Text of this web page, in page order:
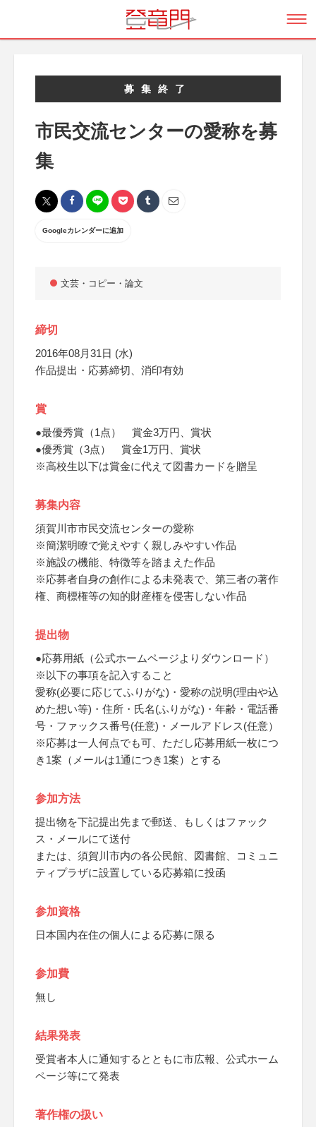
募集終了
市民交流センターの愛称を募
集
Googleカレンダーに追加
文芸・コピー・論文
締切
2016年08月31日 (水)
作品提出・応募締切、消印有効
賞
●最優秀賞（1点） 賞金3万円、賞状
●優秀賞（3点） 賞金1万円、賞状
※高校生以下は賞金に代えて図書カードを贈呈
募集内容
須賀川市市民交流センターの愛称
※簡潔明瞭で覚えやすく親しみやすい作品
※施設の機能、特徴等を踏まえた作品
※応募者自身の創作による未発表で、第三者の著作
権、商標権等の知的財産権を侵害しない作品
提出物
●応募用紙（公式ホームページよりダウンロード）
※以下の事項を記入すること
愛称(必要に応じてふりがな)・愛称の説明(理由や込
めた想い等)・住所・氏名(ふりがな)・年齢・電話番
号・ファックス番号(任意)・メールアドレス(任意）
※応募は一人何点でも可、ただし応募用紙一枚につ
き1案（メールは1通につき1案）とする
参加方法
提出物を下記提出先まで郵送、もしくはファック
ス・メールにて送付
または、須賀川市内の各公民館、図書館、コミュニ
ティプラザに設置している応募箱に投函
参加資格
日本国内在住の個人による応募に限る
参加費
無し
結果発表
受賞者本人に通知するとともに市広報、公式ホーム
ページ等にて発表
著作権の扱い